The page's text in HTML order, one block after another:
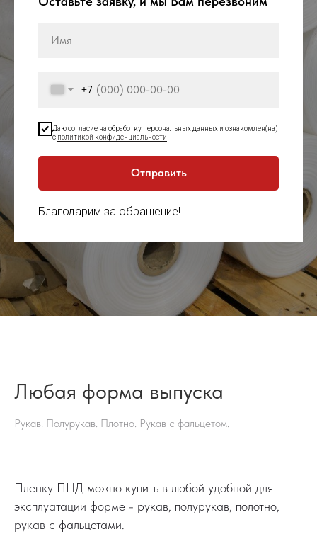
+7
Даю согласие на обработку персональных данных и ознакомлен(на)
с политикой конфиденциальности
Отправить
Благодарим за обращение!
Любая форма выпуска
Рукав. Полурукав. Плотно. Рукав с фальцетом.
Пленку ПНД можно купить в любой удобной для
эксплуатации форме - рукав, полурукав, полотно,
рукав с фальцетами.